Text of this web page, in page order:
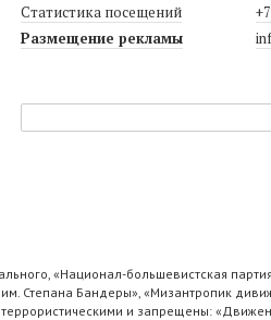
Статистика посещений
Размещение рекламы
«Национал-большевистская
Степана Бандеры», «Мизантропик
и запрещены: